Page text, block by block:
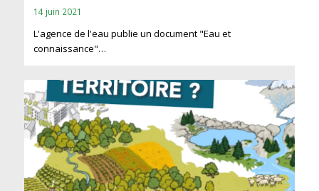
14 juin 2021
L'agence de l'eau publie un document "Eau et
connaissance"…